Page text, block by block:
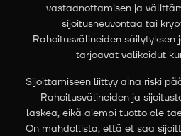
vastaanottamisen ja
sijoitusneuvontaa tai
Rahoitusvälineiden
tarjoavat valikoidut
Sijoittamiseen liittyy aina riski
Rahoitusvälineiden ja
laskea, eikä aiempi tuotto ole
On mahdollista, että et saa